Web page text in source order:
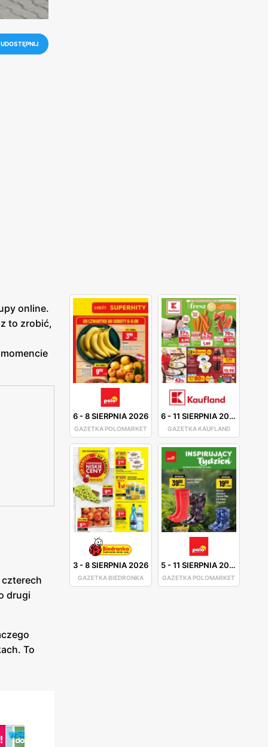
UDOSTĘPNIJ
6-8 SIERPNIA 2026
GAZETKA POLOMARKET
6-11 SIERPNIA 2026
GAZETKA KAUFLAND
3-8 SIERPNIA 2026
GAZETKA BIEDRONKA
5-11 SIERPNIA 2026
GAZETKA POLOMARKET
online.
to zrobić,
czterech
drugi
To